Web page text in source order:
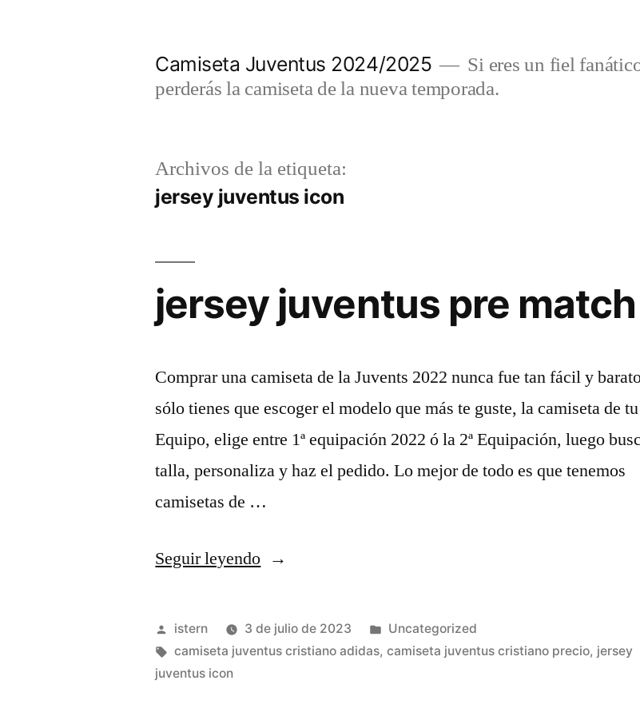
Camiseta Juventus 2024/2025
Si eres un fiel
perderás la camiseta de la nueva temporada.
Archivos de la etiqueta:
jersey juventus icon
jersey juventus pre
Comprar una camiseta de la Juvents 2022 nunca fue tan fácil y
sólo tienes que escoger el modelo que más te guste, la camiseta de tu
Equipo, elige entre 1ª equipación 2022 ó la 2ª Equipación, luego
talla, personaliza y haz el pedido. Lo mejor de todo es que tenemos
camisetas de …
Seguir leyendo«jersey
pre
match
Publicado
por
istern 3 de julio de 2023
Publicado
en
Uncategorized
Etiquetas:
camiseta juventus cristiano adidas,camiseta juventus cristiano precio, jersey
juventus icon